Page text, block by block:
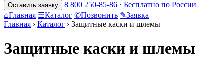
Оставить заявку
8 800 250-85-86 · Бесплатно по России
⌂Главная ☰Каталог ✆Позвонить ✎Заявка
Главная › Каталог › Защитные каски и шлемы
Защитные каски и шлемы